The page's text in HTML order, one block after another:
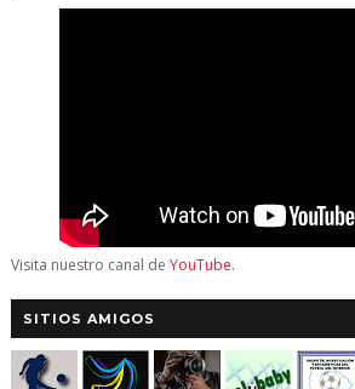
Visita nuestro canal de YouTube.
SITIOS AMIGOS